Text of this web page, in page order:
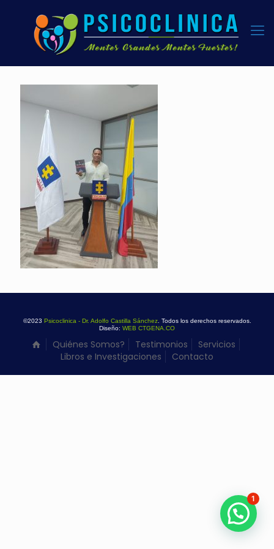
©2023 Psicoclinica - Dr. Adolfo Castilla Sánchez. Todos los derechos reservados.
Diseño: WEB CTGENA.CO
Quiénes Somos? Testimonios
Servicios
Libros e Investigaciones
Contacto
1